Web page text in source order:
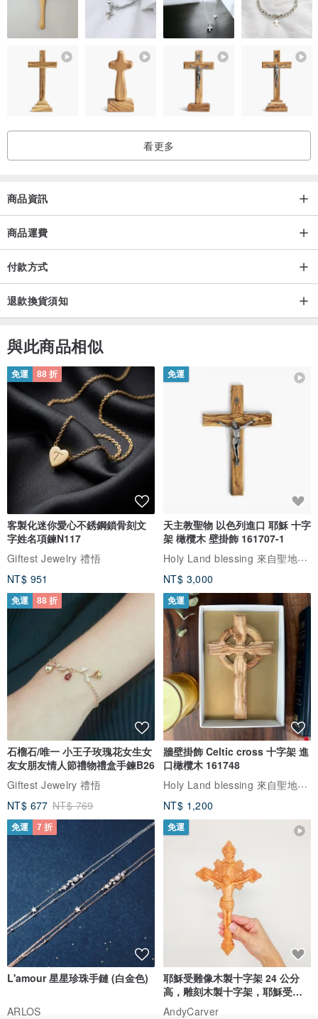
看更多
商品資訊
商品運費
付款方式
退款換貨須知
與此商品相似
免運 88 折
客製化迷你愛心不銹鋼鎖骨刻文
字姓名項鍊N117
Giftest Jewelry 禮悟
NT$ 951
免運
天主教聖物 以色列進口 耶穌 十字
架 橄欖木 壁掛飾 161707-1
Holy Land blessing 來自聖地的祝福
NT$ 3,000
免運 88 折
石榴石/唯一 小王子玫瑰花女生女
友女朋友情人節禮物禮盒手鍊B26
Giftest Jewelry 禮悟
NT$ 677 NT$ 769
免運
牆壁掛飾 Celtic cross 十字架 進
口橄欖木 161748
Holy Land blessing 來自聖地的祝福
NT$ 1,200
免運 7 折
L'amour 星星珍珠手鏈 (白金色)
ARLOS
免運
耶穌受難像木製十字架 24 公分
高，雕刻木製十字架，耶穌受難
像天主教十字架
AndyCarver